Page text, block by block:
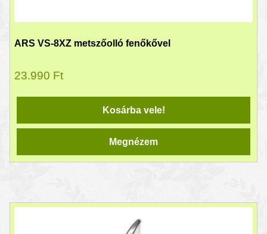
ARS VS-8XZ metszőolló fenőkővel
23.990 Ft
Kosárba vele!
Megnézem